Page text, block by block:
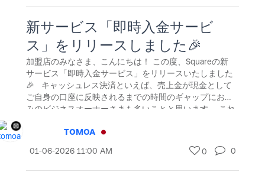
新サービス「即時入金サービ
ス」をリリースしました🎉
加盟店のみなさま、こんにちは！ この度、Squareの新
サービス「即時入金サービス」をリリースいたしました
🎉 キャッシュレス決済といえば、売上金が現金として
ご自身の口座に反映されるまでの時間のギャップにお悩
みのビジネスオーナーさまも多いことと思います。 これ
サイクルを提供していましたが、「即時入金サービス」
によって、売上金をいつでもお好きな時に数タップで銀
行口座に入金できるようになりました。キャッシュフロ
TOMOA
‎01-06-2026 11:00 AM 0 0